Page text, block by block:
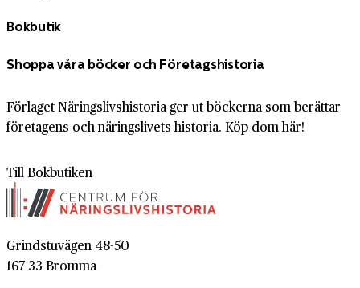
Bokbutik
Shoppa våra böcker och Företagshistoria
Förlaget Näringslivshistoria ger ut böckerna som berättar
företagens och näringslivets historia. Köp dom här!
Till Bokbutiken
Grindstuvägen 48-50
167 33 Bromma